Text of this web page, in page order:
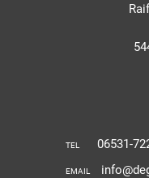
TEL 06531-
EMAIL